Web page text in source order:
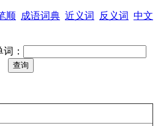
顺 成语词典 近义词 反义词 中文
：